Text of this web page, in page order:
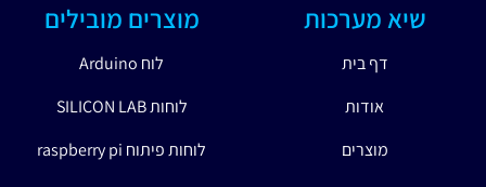
שיא מערכות
דף בית
אודות
מוצרים
מוצרים מובילים
לוח Arduino
לוחות SILICON LAB
לוחות פיתוח raspberry pi